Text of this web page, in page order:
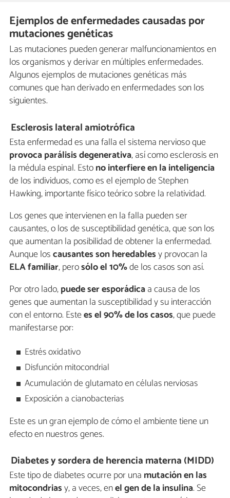
Ejemplos de enfermedades causadas por
mutaciones genéticas
Las mutaciones pueden generar malfuncionamientos en
los organismos y derivar en múltiples enfermedades.
Algunos ejemplos de mutaciones genéticas más
comunes que han derivado en enfermedades son los
siguientes.
Esclerosis lateral amiotrófica
Esta enfermedad es una falla el sistema nervioso que
provoca parálisis degenerativa, así como esclerosis en
la médula espinal. Estono interfiere en la inteligencia
de los individuos, como es el ejemplo de Stephen
Hawking, importante físico teórico sobre la relatividad.
Los genes que intervienen en la falla pueden ser
causantes, o los de susceptibilidad genética, que son los
que aumentan la posibilidad de obtener la enfermedad.
Aunque loscausantes son heredablesy provocan la
ELA familiar, perosólo el 10%de los casos son así.
Por otro lado,puede ser esporádicaa causa de los
genes que aumentan la susceptibilidad y su interacción
con el entorno. Estees el 90% de los casos, que puede
manifestarse por:
Estrés oxidativo
Disfunción mitocondrial
Acumulación de glutamato en células nerviosas
Exposición a cianobacterias
Este es un gran ejemplo de cómo el ambiente tiene un
efecto en nuestros genes.
Diabetes y sordera de herencia materna (MIDD)
Este tipo de diabetes ocurre por una mutación en las
mitocondriasy, a veces, enel gen de la insulina. Se